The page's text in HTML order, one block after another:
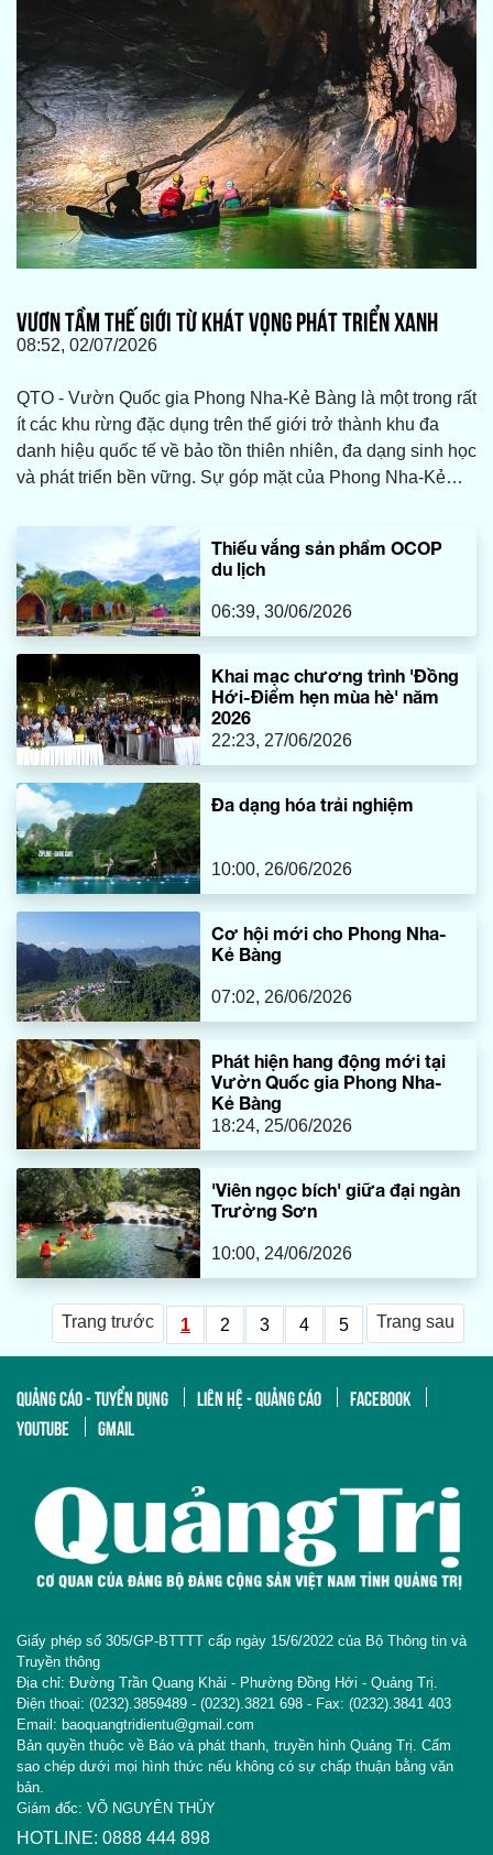
VƯƠN TẦM THẾ GIỚI TỪ KHÁT VỌNG PHÁT TRIỂN XANH
08:52, 02/07/2026
QTO - Vườn Quốc gia Phong Nha-Kẻ Bàng là một trong rất
ít các khu rừng đặc dụng trên thế giới trở thành khu đa
danh hiệu quốc tế về bảo tồn thiên nhiên, đa dạng sinh học
và phát triển bền vững. Sự góp mặt của Phong Nha-Kẻ
cơ hội mới cho du lịch Phong Nha-Kẻ Bàng vươn tầm thế
giới từ khát vọng phát triển xanh.Thiếu vắng sản phẩm OCOP
du lịch
06:39, 30/06/2026
Khai mạc chương trình 'Đồng
Hới-Điểm hẹn mùa hè' năm
2026
22:23, 27/06/2026
Đa dạng hóa trải nghiệm
10:00, 26/06/2026
Cơ hội mới cho Phong Nha-
Kẻ Bàng
07:02, 26/06/2026
Phát hiện hang động mới tại
Vườn Quốc gia Phong Nha-
Kẻ Bàng
18:24, 25/06/2026
'Viên ngọc bích' giữa đại ngàn
Trường Sơn
10:00, 24/06/2026
Trang trước 1 2 3 4 5 Trang sau
QUẢNG CÁO - TUYỂN DỤNG LIÊN HỆ - QUẢNG CÁO
FACEBOOK
YOUTUBE
GMAIL
Giấy phép số 305/GP-BTTTT cấp ngày 15/6/2022 của Bộ Thông tin và
Truyền thông
Địa chỉ: Đường Trần Quang Khải - Phường Đồng Hới - Quảng Trị.
Điện thoại: (0232).3859489 - (0232).3821 698 - Fax: (0232).3841 403
Email: baoquangtridientu@gmail.com
Bản quyền thuộc về Báo và phát thanh, truyền hình Quảng Trị. Cấm
sao chép dưới mọi hình thức nếu không có sự chấp thuận bằng văn
bản.
Giám đốc: VÕ NGUYÊN THỦY
HOTLINE: 0888 444 898